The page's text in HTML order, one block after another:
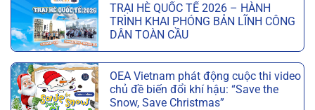
TRẠI HÈ QUỐC TẾ 2026 – HÀNH
TRÌNH KHAI PHÓNG BẢN LĨNH CÔNG
DÂN TOÀN CẦU
OEA Vietnam phát động cuộc thi video
chủ đề biến đổi khí hậu: “Save the
Snow, Save Christmas”